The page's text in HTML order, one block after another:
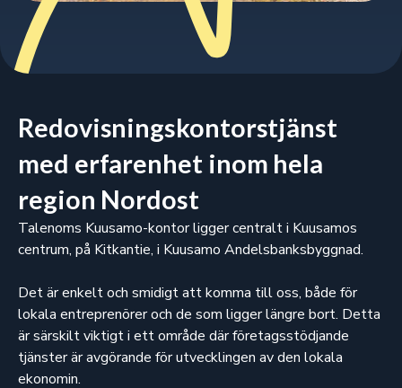
Redovisningskontorstjänst
med erfarenhet inom hela
region Nordost
Talenoms Kuusamo-kontor ligger centralt i Kuusamos
centrum, på Kitkantie, i Kuusamo Andelsbanksbyggnad.
Det är enkelt och smidigt att komma till oss, både för
lokala entreprenörer och de som ligger längre bort. Detta
är särskilt viktigt i ett område där företagsstödjande
tjänster är avgörande för utvecklingen av den lokala
ekonomin.